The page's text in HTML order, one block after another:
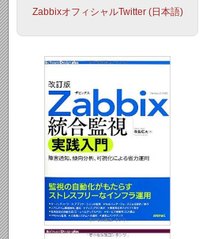
ZabbixオフィシャルTwitter (日本語)